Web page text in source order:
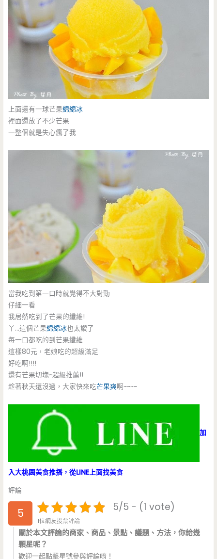
上面還有一球芒果綿綿冰
裡面還放了不少芒果
一整個就是失心瘋了我
當我吃到第一口時就覺得不大對勁
仔細一看
我居然吃到了芒果的纖維!
丫…這個芒果綿綿冰也太讚了
每一口都吃的到芒果纖維
這樣80元，老娘吃的超級滿足
好吃啊!!!!
還有芒果切塊~超級推薦!!
趁著秋天還沒過，大家快來吃芒果爽啊~~~~
加
入大桃園美食推播，從LINE上面找美食
評論
5 5/5 - (1 vote)
1位網友投票評論
關於本文評論的商家、商品、景點、議題、方法，你給幾
顆星呢？
歡迎一起點擊星號參與評論唷！